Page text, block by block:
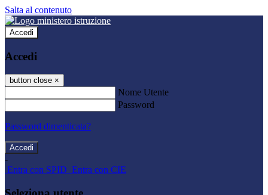
Salta al contenuto
Accedi
Accedi
button close ×
Nome Utente
Password
Password dimenticata?
-
Entra con SPID Entra con CIE